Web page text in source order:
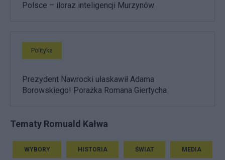
Polsce – iloraz inteligencji Murzynów
Polityka
Prezydent Nawrocki ułaskawił Adama
Borowskiego! Porażka Romana Giertycha
Tematy Romuald Kałwa
WYBORY HISTORIA ŚWIAT MEDIA